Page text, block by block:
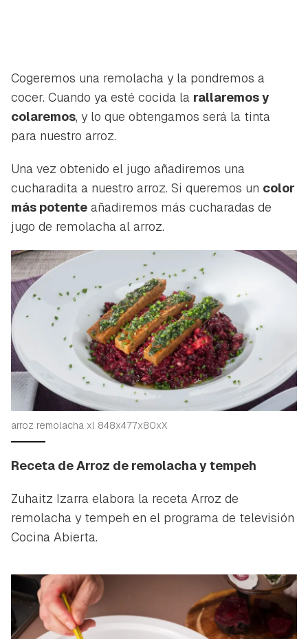
Cogeremos una remolacha y la pondremos a
cocer. Cuando ya esté cocida la rallaremos y
colaremos, y lo que obtengamos será la tinta
para nuestro arroz.
Una vez obtenido el jugo añadiremos una
cucharadita a nuestro arroz. Si queremos un color
más potente añadiremos más cucharadas de
jugo de remolacha al arroz.
arroz remolacha xl 848x477x80xX
Receta de Arroz de remolacha y tempeh
Zuhaitz Izarra elabora la receta Arroz de
remolacha y tempeh en el programa de televisión
Cocina Abierta.